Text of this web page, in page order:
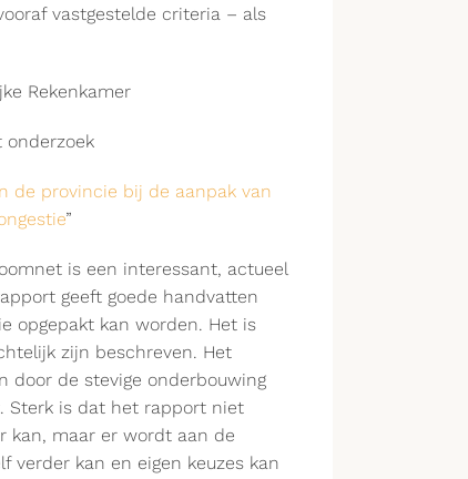
vastgestelde criteria – als
Rekenkamer
onderzoek
de provincie bij de aanpak van
”
is een interessant, actueel
geeft goede handvatten
opgepakt kan worden. Het is
zijn beschreven. Het
door de stevige onderbouwing
Sterk is dat het rapport niet
kan, maar er wordt aan de
verder kan en eigen keuzes kan